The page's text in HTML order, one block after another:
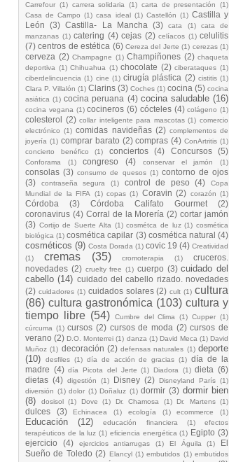
Carrefour (1) carrera solidaria (1) carta de presentación
(1)
Casa de Campo (1) casa ideal (1) Castellón (1) Castilla y
León
(3) Castilla- La Mancha (3) cata (1)
cata de
manzanas (1) catering (4) cejas (2) celíacos (1) celulitis
(7) centros de estética (6) Cereza del Jerte (1) cerezas (1)
cerveza (2) Champagne (1) Champiñones (2) chaqueta
deportiva (1) Chihuahua (1) chocolate (2) ciberataques (1)
ciberdelincuencia (1) cine (1) cirugía plástica (2) cistitis (1)
Clara P. Villalón (1) Clarins (3) Coches (1) cocina (5) cocina
asiática (1) cocina peruana (4) cocina saludable (16)
cocina vegana (1) cocineros (6) cócteles (4) colágeno (1)
colesterol (2) collar inteligente para mascotas (1) comercio
electrónico (1) comidas navideñas (2) complementos de
joyería (1) comprar barato (2) compras (4) ConArtritis (1)
concierto benéfico
(1) conciertos (4) Concursos (5)
Conforama (1) congreso (4) conservar el jamón (1)
consolas (3) consumo de quesos (1) contorno de ojos
(3)
contraseña segura (1) control de peso (4)
Copa
Mundial de la FIFA (1) copas (1) Coravin (2) corazón (1)
Córdoba (3) Córdoba Califato Gourmet
(2)
coronavirus (4) Corral de la Morería (2) cortar jamón
(3) Cortijo de Suerte Alta (1) cosmétca de luz (1) cosmética
biológica (1) cosmética capilar (3) cosmética natural (4)
cosméticos (9) Costa Dorada (1) covic 19 (4) Creatividad
(1)
cremas (35) cromoterapia (1)
cruceros.
novedades (2) cruelty free (1) cuerpo (3) cuidado del
cabello (14) cuidado del cabello rizado. novedades
(2) cuidadores (1) cuidados solares (2) cult (1) cultura
(86) cultura gastronómica (103) cultura y
tiempo libre (54) Cumbre del Clima (1) Cupper (1)
cúrcuma (1) cursos (2) cursos de moda (2) cursos de
verano (2) D.O. Monterrei (1) danza (1) David Meca (1) David
Muñoz (1) decoración (2) defensas naturales (1) deporte
(10)
desfiles (1) día de acción de gracias (1) día de la
madre (4) día Picota del Jerte (1) Diadora (1) dieta (6)
dietas (4) digestión (1) Disney (2) Disneyland París (1)
diversión (1) dolor (1) Doñaluz (1) dormir (3) dormir bien
(8)
dosisol (1) Dove (1) Dr. Chamosa (1) Dr. Martens (1)
dulces (3) Echinacea (1) ecología (1) ecommerce (1)
Educación (12) educación financiera (1)
efectos
terapéuticos de la luz (1) eficiencia energética (1) Egipto (3)
ejercicio
(4) ejercicios antiarrugas (1) El Águila (1)
El
Sueño de Toledo (2) Elancyl (1) embutidos (1) embutidos